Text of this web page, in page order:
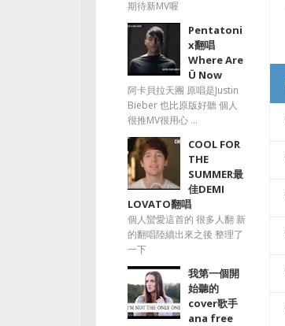
期待新MV喔
Pentatoni
x翻唱
Where Are
Ü Now
阿卡貝拉天團 原唱是Justin
Bieber 也比原版好聽 個人
很推MV很用心 ...
COOL FOR
THE
SUMMER最
佳DEMI
LOVATO翻唱
個人蠻愛這首的 很多人翻 新
的翻唱陸續出來之後 整理了
一下
我第一個開
始聽的
cover歌手
ana free